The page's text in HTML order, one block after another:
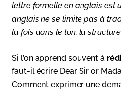
lettre formelle en anglais est
anglais ne se limite pas à
la fois dans le ton, la
Si l’on apprend souvent à
faut-il écrire Dear Sir or
Comment exprimer une